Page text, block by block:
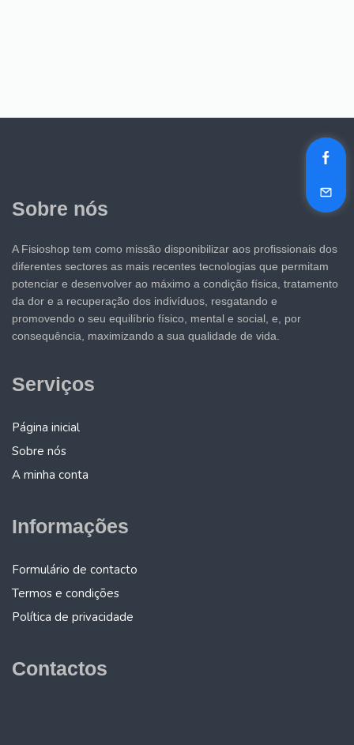
Sobre nós
A Fisioshop tem como missão disponibilizar aos profissionais dos
diferentes sectores as mais recentes tecnologias que permitam
potenciar e desenvolver ao máximo a condição física, tratamento
da dor e a recuperação dos indivíduos, resgatando e
promovendo o seu equilíbrio físico, mental e social, e, por
consequência, maximizando a sua qualidade de vida.
Serviços
Página inicial
Sobre nós
A minha conta
Informações
Formulário de contacto
Termos e condições
Política de privacidade
Contactos